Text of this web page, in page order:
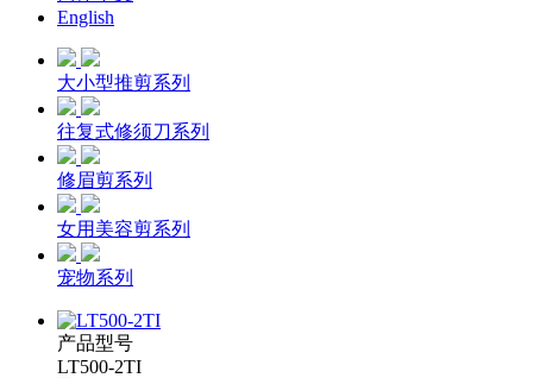
English
大小型推剪系列
往复式修须刀系列
修眉剪系列
女用美容剪系列
宠物系列
产品型号
LT500-2TI